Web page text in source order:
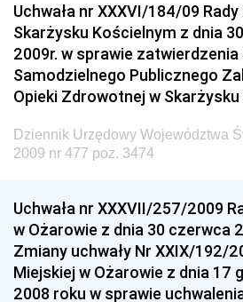
Elektronicznej
Dziennik Urzędowy Ministra
Administracji
Dziennik Urzędowy Ministra
Dziennik Urzędowy Ministra
Dziennik Urzędowy Ministra
Dziennik Urzędowy Głównego
Dziennik Urzędowy Ministra
Dziennik Urzędowy Ministra
Sportu
Uchwała nr XXXVI/184/09 Rady
Skarżysku Kościelnym z dnia
2009r. w sprawie
Samodzielnego Publicznego
Opieki Zdrowotnej w
Dziennik Urzędowy Województwa
2009 nr 477 poz. 3474
Uchwała nr XXXVII/257/2009
w Ożarowie z dnia 30 czerwca
Zmiany uchwały Nr XXIX/192/
Miejskiej w Ożarowie z dnia 17
2008 roku w sprawie